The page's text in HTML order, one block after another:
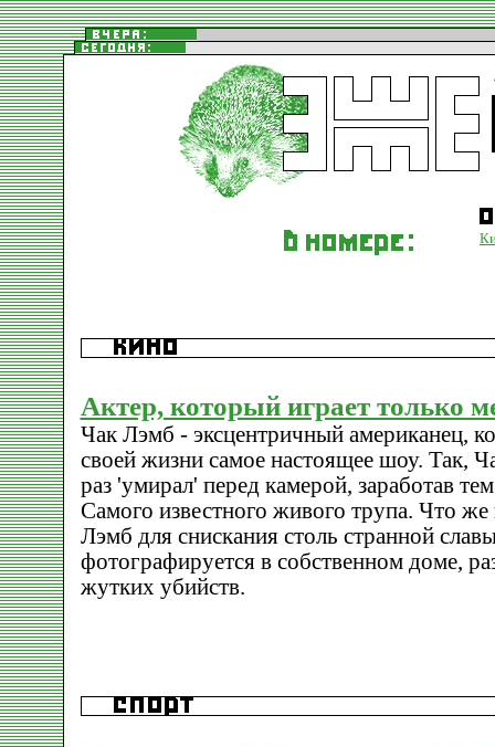
Актер, который играет только
Чак Лэмб - эксцентричный американец,
своей жизни самое настоящее шоу. Так,
раз 'умирал' перед камерой, заработав
Самого известного живого трупа. Что же
Лэмб для снискания столь странной
фотографируется в собственном доме,
жутких убийств.